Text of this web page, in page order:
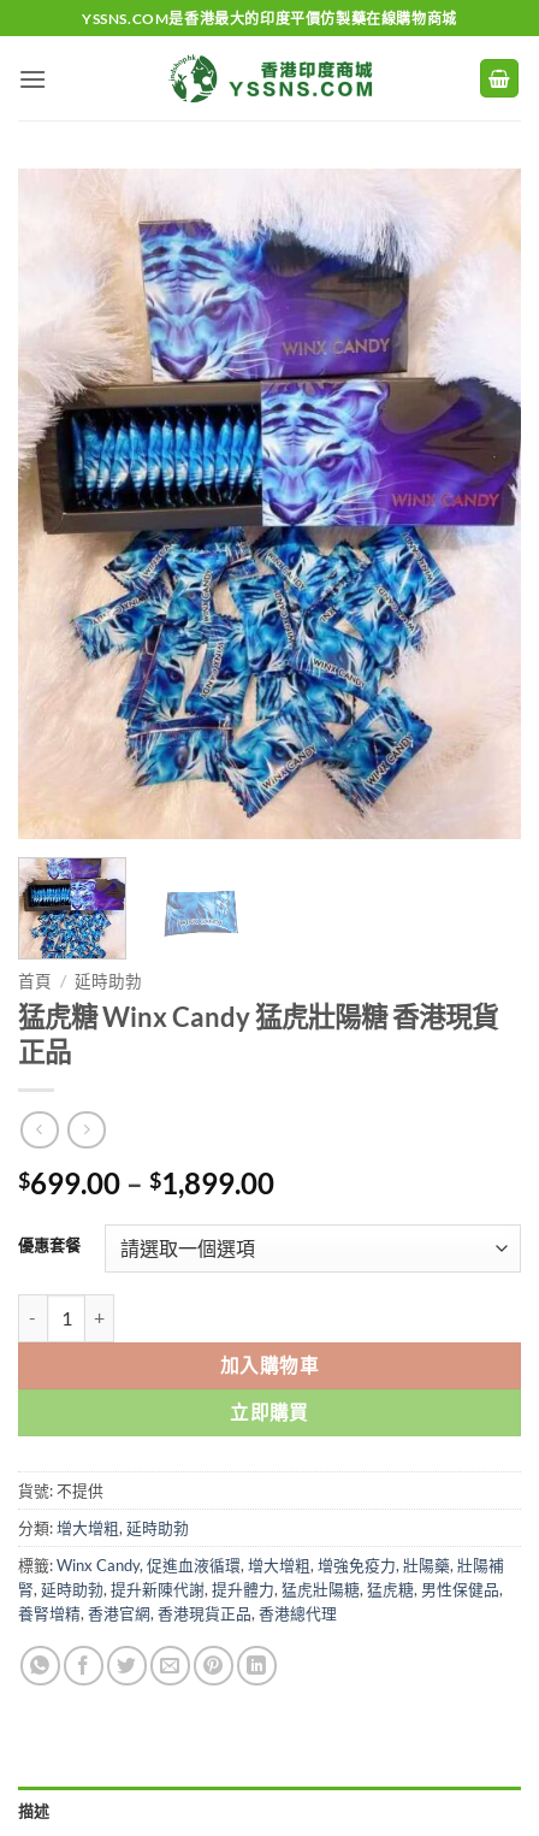
to
content
YSSNS.COM是香港最大的印度平價仿製藥在線購物商城
首頁 / 延時助勃
猛虎糖 Winx Candy 猛虎壯陽糖 香港現貨
正品
$699.00 – $1,899.00Price
through
優惠套餐
加入購物車
立即購買
貨號:不提供
分類:增大增粗, 延時助勃
標籤:Winx Candy, 促進血液循環, 增大增粗, 增強免疫力, 壯陽藥, 壯陽補
腎, 延時助勃, 提升新陳代謝, 提升體力, 猛虎壯陽糖, 猛虎糖, 男性保健品,
養腎增精, 香港官網, 香港現貨正品, 香港總代理
描述